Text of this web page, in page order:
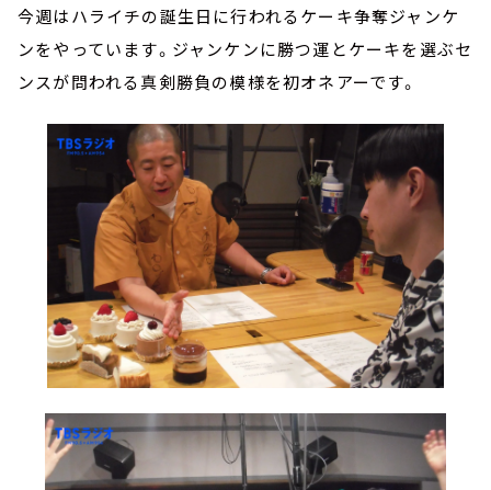
今週はハライチの誕生日に行われるケーキ争奪ジャンケ
ンをやっています。ジャンケンに勝つ運とケーキを選ぶセ
ンスが問われる真剣勝負の模様を初オネアーです。